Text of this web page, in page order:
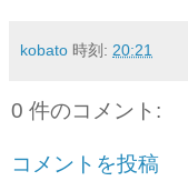
kobato 時刻: 20:21
0 件のコメント:
コメントを投稿